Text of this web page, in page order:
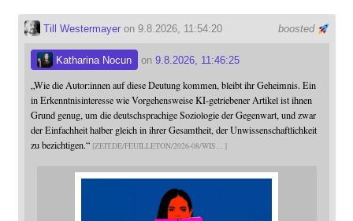
boosted
Till Westermayeron 9.8.2026, 11:54:20
Katharina Nocun on 9.8.2026, 11:46:25
„Wie die Autor:innen auf diese Deutung kommen, bleibt ihr Geheimnis. Ein
in Erkenntnisinteresse wie Vorgehensweise KI-getriebener Artikel ist ihnen
Grund genug, um die deutschsprachige Soziologie der Gegenwart, und zwar
der Einfachheit halber gleich in ihrer Gesamtheit, der Unwissenschaftlichkeit
zu bezichtigen.“ ZEIT.DE/FEUILLETON/2026-08/WIS